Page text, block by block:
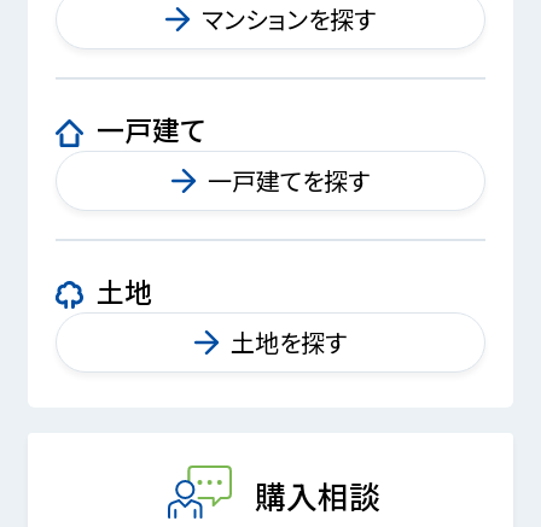
マンションを探す
一戸建て
一戸建てを探す
土地
土地を探す
購入相談